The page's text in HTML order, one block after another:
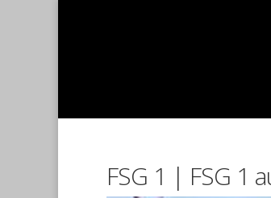
FSG 1 | FSG 1